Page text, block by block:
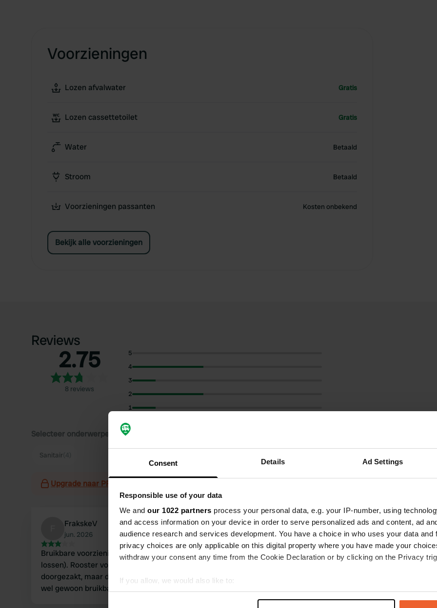
Consent Details Ad Settings
Responsible use of your data
We and our 1022 partners process your personal data, e.g. your IP-number, using
and access information on your device in order to serve personalized ads and content, ad
audience research and services development. You have a choice in who uses your data and
privacy choices are only applicable on this digital property where you have made your
withdraw your consent any time from the Cookie Declaration or by clicking on the Privacy
If you allow, we would also like to:
Collect information about your geographical location which can be accurate to within
Voorzieningen
Lozen afvalwater Gratis
Lozen cassettetoilet Gratis
Water Betaald
Stroom Betaald
Voorzieningen passanten Kosten onbekend
Bekijk alle voorzieningen
Reviews
2.75
8 reviews
5
4
3
2
1
Selecteer onderwerpen om reviews over te lezen:
Sanitair
Upgrade naar PRO+
FrakskeV
jun. 2026
Bruikbare voorziening (alleen gebruikt voor
lossen). Rooster voor grijswater afvoer is
doorgezakt, maar door achteruit op te steken
wel gewoon bruikbaar.
F Fergus533
jul. 2025
munten voor drinkbaar water bij garage,